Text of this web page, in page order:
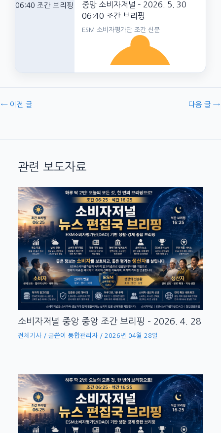
띵동! 지금 시각 ESM 소비자평가단 조간 신
06:40:32. 소비자…
중앙 소비자저널 – 2026. 5. 30
06:40 조간 브리핑
ESM 소비자평가단 조간 신문
띵동! 지금 시각 ESM 소비자평가단 조간 신
문 배달왔어요! 발행시각: 2026-05-30
06:40:29. 소비자 관점에서는…
← 이전 글 다음 글 →
관련 보도자료
소비자저널 중앙 중앙 조간 브리핑 – 2026. 4. 28
전체기사 / 글쓴이통합관리자 / 2026년 04월 28일